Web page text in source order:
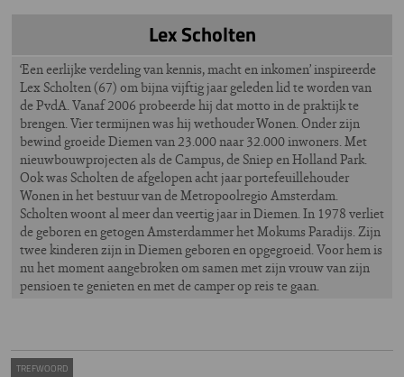
Lex Scholten
‘Een eerlijke verdeling van kennis, macht en inkomen’ inspireerde
Lex Scholten (67) om bijna vijftig jaar geleden lid te worden van
de PvdA. Vanaf 2006 probeerde hij dat motto in de praktijk te
brengen. Vier termijnen was hij wethouder Wonen. Onder zijn
bewind groeide Diemen van 23.000 naar 32.000 inwoners. Met
nieuwbouwprojecten als de Campus, de Sniep en Holland Park.
Ook was Scholten de afgelopen acht jaar portefeuillehouder
Wonen in het bestuur van de Metropoolregio Amsterdam.
Scholten woont al meer dan veertig jaar in Diemen. In 1978 verliet
de geboren en getogen Amsterdammer het Mokums Paradijs. Zijn
twee kinderen zijn in Diemen geboren en opgegroeid. Voor hem is
nu het moment aangebroken om samen met zijn vrouw van zijn
pensioen te genieten en met de camper op reis te gaan.
TREFWOORD